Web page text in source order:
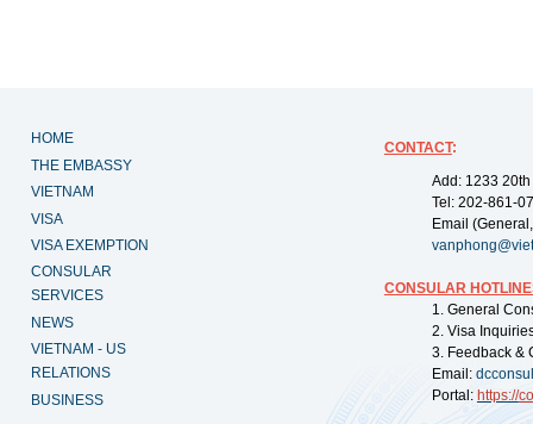
HOME
THE EMBASSY
VIETNAM
VISA
VISA EXEMPTION
CONSULAR
SERVICES
NEWS
VIETNAM - US
RELATIONS
BUSINESS
CONTACT:
Add: 1233
Tel: 202-861-
Email
CONSULAR
1. General
2. Visa
3. Feedback &
Email:
Portal: https://